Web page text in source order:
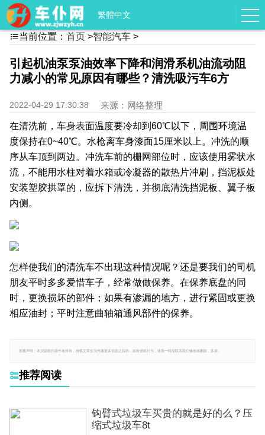
繁體中文
当前位置： 首页 >智能汽车 >
引起机油泵泵油效率下降和润滑系机油流动阻
力减小的常见原因有哪些？清洗吸污车6方
2022-04-29 17:30:38 来源：网络整理
在清洗前，车身表面温度要冷却到60℃以下，周围环境温
度保持在0~40℃。水枪离车身漆面15厘米以上。冲洗的顺
序从车顶到两边。冲洗车前的栅网部位时，应该使用雾状水
流，不能用水柱对着水箱或冷凝器的散热片冲刷，挡泥板处
安装塑胶拱罩的，应拆下清洗，并彻底清洗挡泥板、翼子板
内侧。
怎样使我们的清洗车不出现这种情况呢？还是要我们的司机
朋友平时多多爱惜车子，经常做做保养。在保养底盘的同
时，更换损坏的部件；如果有渗漏的地方，进行紧固或更换
相应油封；平时注意曲轴箱通风部件的保养。
郑重声明：本文版权归原作者所有，转载文章仅为传播更多信息之目的，如有侵权行为，请第一时间联系我们修改或删除，多谢。
推荐阅读
钩臂式垃圾车买贵的就是好的么？压
缩式垃圾车8t